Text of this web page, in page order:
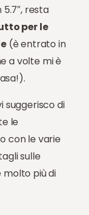
5.7″, resta
per le
(è entrato in
a volte mi è
suggerisco di
le
con le varie
sulle
molto più di